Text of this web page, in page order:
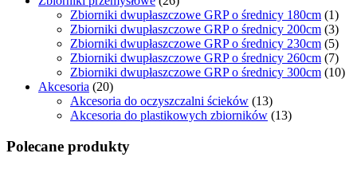
Zbiorniki dwupłaszczowe GRP o średnicy 180cm (1)
Zbiorniki dwupłaszczowe GRP o średnicy 200cm (3)
Zbiorniki dwupłaszczowe GRP o średnicy 230cm (5)
Zbiorniki dwupłaszczowe GRP o średnicy 260cm (7)
Zbiorniki dwupłaszczowe GRP o średnicy 300cm (10)
Akcesoria (20)
Akcesoria do oczyszczalni ścieków (13)
Akcesoria do plastikowych zbiorników (13)
Polecane produkty